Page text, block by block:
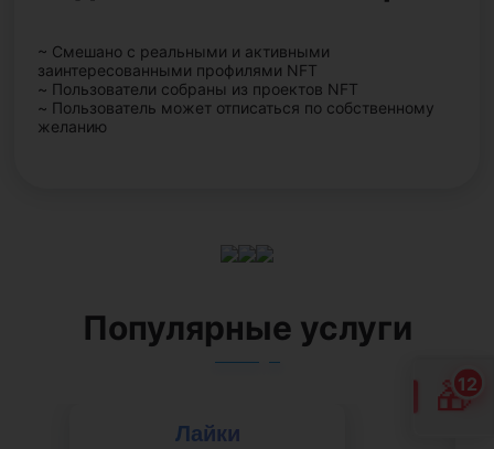
~ Смешано с реальными и активными
заинтересованными профилями NFT
~ Пользователи собраны из проектов NFT
~ Пользователь может отписаться по собственному
желанию
Популярные услуги
Лайки
🎁
12